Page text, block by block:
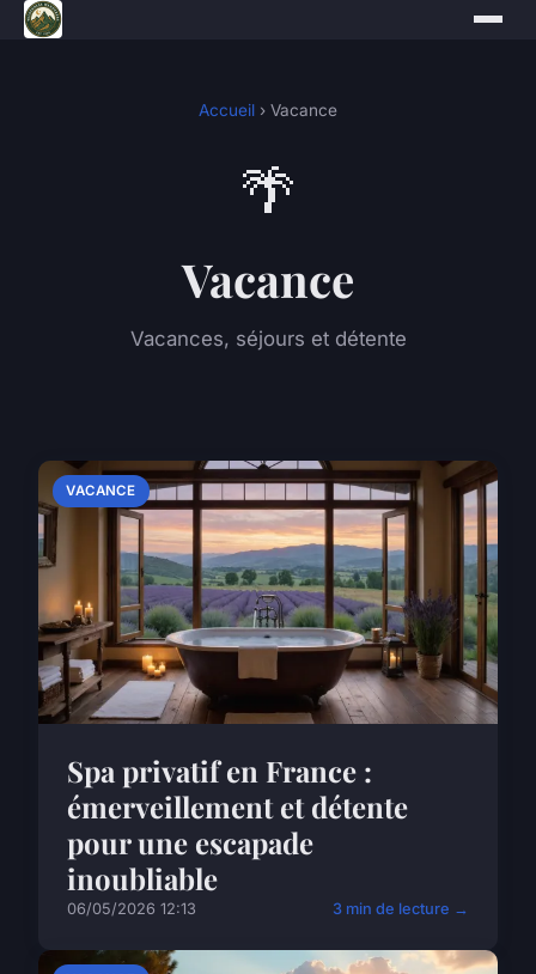
Accueil › Vacance
🌴
Vacance
Vacances, séjours et détente
VACANCE
Spa privatif en France :
émerveillement et détente
pour une escapade
inoubliable
06/05/2026 12:13 3 min de lecture →